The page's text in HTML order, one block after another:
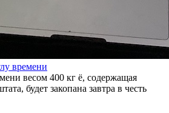
времени
весом 400 кг ё, содержащая
будет закопана завтра в честь